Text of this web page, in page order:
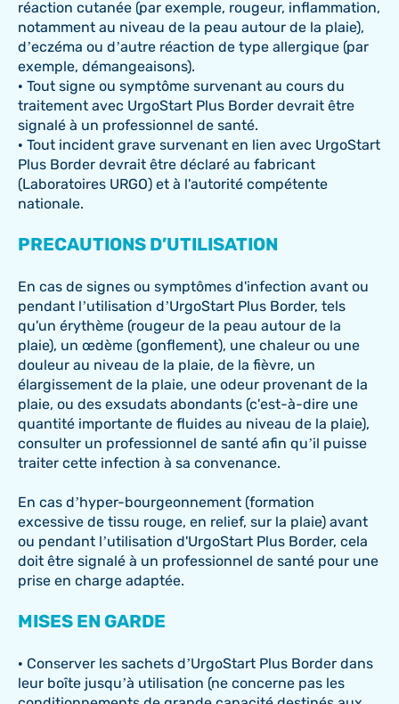
réaction cutanée (par exemple, rougeur, inflammation,
notamment au niveau de la peau autour de la plaie),
d’eczéma ou d’autre réaction de type allergique (par
exemple, démangeaisons).
• Tout signe ou symptôme survenant au cours du
traitement avec UrgoStart Plus Border devrait être
signalé à un professionnel de santé.
• Tout incident grave survenant en lien avec UrgoStart
Plus Border devrait être déclaré au fabricant
(Laboratoires URGO) et à l'autorité compétente
nationale.
PRECAUTIONS D’UTILISATION
En cas de signes ou symptômes d'infection avant ou
pendant l’utilisation d’UrgoStart Plus Border, tels
qu'un érythème (rougeur de la peau autour de la
plaie), un œdème (gonflement), une chaleur ou une
douleur au niveau de la plaie, de la fièvre, un
élargissement de la plaie, une odeur provenant de la
plaie, ou des exsudats abondants (c'est-à-dire une
quantité importante de fluides au niveau de la plaie),
consulter un professionnel de santé afin qu’il puisse
traiter cette infection à sa convenance.
En cas d’hyper-bourgeonnement (formation
excessive de tissu rouge, en relief, sur la plaie) avant
ou pendant l’utilisation d'UrgoStart Plus Border, cela
doit être signalé à un professionnel de santé pour une
prise en charge adaptée.
MISES EN GARDE
• Conserver les sachets d’UrgoStart Plus Border dans
leur boîte jusqu’à utilisation (ne concerne pas les